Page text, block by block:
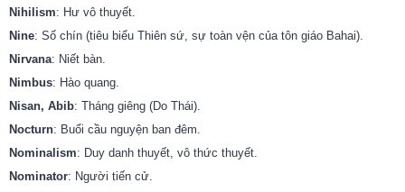
Nihilism: Hư vô thuyết.
Nine: Số chín (tiêu biểu Thiên sứ, sự toàn vện của tôn giáo Bahai).
Nirvana: Niết bàn.
Nimbus: Hào quang.
Nisan, Abib: Tháng giêng (Do Thái).
Nocturn: Buổi cầu nguyện ban đêm.
Nominalism: Duy danh thuyết, vô thức thuyết.
Nominator: Người tiến cử.